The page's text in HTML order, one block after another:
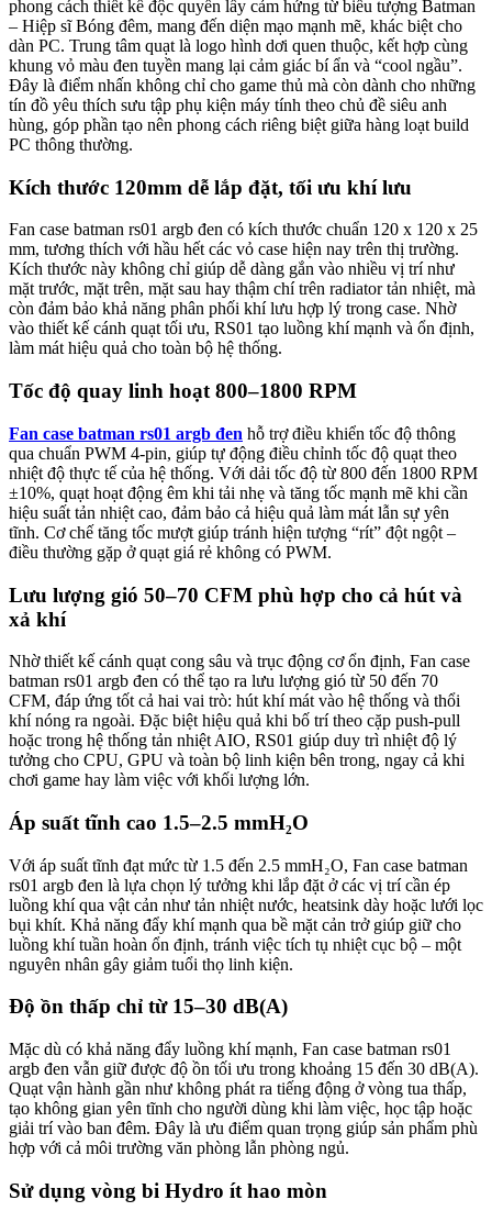
phong cách thiết kế độc quyền lấy cảm hứng từ biểu tượng Batman
– Hiệp sĩ Bóng đêm, mang đến diện mạo mạnh mẽ, khác biệt cho
dàn PC. Trung tâm quạt là logo hình dơi quen thuộc, kết hợp cùng
khung vỏ màu đen tuyền mang lại cảm giác bí ẩn và “cool ngầu”.
Đây là điểm nhấn không chỉ cho game thủ mà còn dành cho những
tín đồ yêu thích sưu tập phụ kiện máy tính theo chủ đề siêu anh
hùng, góp phần tạo nên phong cách riêng biệt giữa hàng loạt build
PC thông thường.
Kích thước 120mm dễ lắp đặt, tối ưu khí lưu
Fan case batman rs01 argb đen có kích thước chuẩn 120 x 120 x 25
mm, tương thích với hầu hết các vỏ case hiện nay trên thị trường.
Kích thước này không chỉ giúp dễ dàng gắn vào nhiều vị trí như
mặt trước, mặt trên, mặt sau hay thậm chí trên radiator tản nhiệt, mà
còn đảm bảo khả năng phân phối khí lưu hợp lý trong case. Nhờ
vào thiết kế cánh quạt tối ưu, RS01 tạo luồng khí mạnh và ổn định,
làm mát hiệu quả cho toàn bộ hệ thống.
Tốc độ quay linh hoạt 800–1800 RPM
Fan case batman rs01 argb đen hỗ trợ điều khiển tốc độ thông
qua chuẩn PWM 4-pin, giúp tự động điều chỉnh tốc độ quạt theo
nhiệt độ thực tế của hệ thống. Với dải tốc độ từ 800 đến 1800 RPM
±10%, quạt hoạt động êm khi tải nhẹ và tăng tốc mạnh mẽ khi cần
hiệu suất tản nhiệt cao, đảm bảo cả hiệu quả làm mát lẫn sự yên
tĩnh. Cơ chế tăng tốc mượt giúp tránh hiện tượng “rít” đột ngột –
điều thường gặp ở quạt giá rẻ không có PWM.
Lưu lượng gió 50–70 CFM phù hợp cho cả hút và
xả khí
Nhờ thiết kế cánh quạt cong sâu và trục động cơ ổn định, Fan case
batman rs01 argb đen có thể tạo ra lưu lượng gió từ 50 đến 70
CFM, đáp ứng tốt cả hai vai trò: hút khí mát vào hệ thống và thổi
khí nóng ra ngoài. Đặc biệt hiệu quả khi bố trí theo cặp push-pull
hoặc trong hệ thống tản nhiệt AIO, RS01 giúp duy trì nhiệt độ lý
tưởng cho CPU, GPU và toàn bộ linh kiện bên trong, ngay cả khi
chơi game hay làm việc với khối lượng lớn.
Áp suất tĩnh cao 1.5–2.5 mmH₂O
Với áp suất tĩnh đạt mức từ 1.5 đến 2.5 mmH₂O, Fan case batman
rs01 argb đen là lựa chọn lý tưởng khi lắp đặt ở các vị trí cần ép
luồng khí qua vật cản như tản nhiệt nước, heatsink dày hoặc lưới lọc
bụi khít. Khả năng đẩy khí mạnh qua bề mặt cản trở giúp giữ cho
luồng khí tuần hoàn ổn định, tránh việc tích tụ nhiệt cục bộ – một
nguyên nhân gây giảm tuổi thọ linh kiện.
Độ ồn thấp chỉ từ 15–30 dB(A)
Mặc dù có khả năng đẩy luồng khí mạnh, Fan case batman rs01
argb đen vẫn giữ được độ ồn tối ưu trong khoảng 15 đến 30 dB(A).
Quạt vận hành gần như không phát ra tiếng động ở vòng tua thấp,
tạo không gian yên tĩnh cho người dùng khi làm việc, học tập hoặc
giải trí vào ban đêm. Đây là ưu điểm quan trọng giúp sản phẩm phù
hợp với cả môi trường văn phòng lẫn phòng ngủ.
Sử dụng vòng bi Hydro ít hao mòn